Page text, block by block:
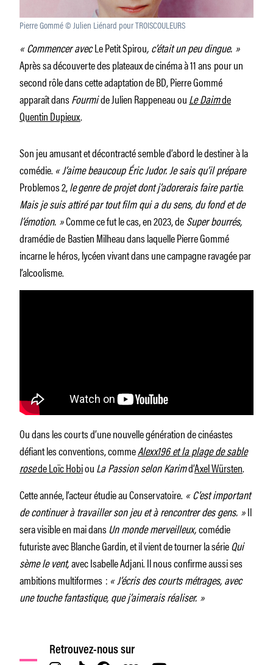
Pierre Gommé © Julien Liénard pour TROISCOULEURS
« Commencer avecLe Petit Spirou, c’était un peu dingue. »
Après sa découverte des plateaux de cinéma à 11 anspour un
second rôle dans cette adaptation de BD, Pierre Gommé
apparaît dansFourmide Julien Rappeneau ouLe Daimde
Quentin Dupieux.
Son jeu amusant et décontracté semble d’abord le destiner à la
comédie. « J’aime beaucoup Éric Judor. Je sais qu’il prépare
Problemos 2,legenre de projet dont j’adorerais faire partie.
Mais je suis attiré par tout film qui a du sens, du fond et de
l’émotion. »Comme ce fut le cas, en 2023, deSuper bourrés,
dramédie deBastien Milheau dans laquelle Pierre Gommé
incarne le héros, lycéen vivant dans une campagne ravagée par
l’alcoolisme.
Ou dans les courts d’une nouvelle génération de cinéastes
défiant les conventions, commeAlexx196 et la plage de sable
rosede Loïc HobiouLa Passion selon Karimd’Axel Würsten.
Cette année, l’acteur étudie au Conservatoire. « C’est important
de continuer à travailler son jeu et à rencontrer des gens. »Il
sera visible en mai dansUn monde merveilleux,comédie
futuriste avec Blanche Gardin, et il vient de tourner la sérieQui
sème le vent,avec Isabelle Adjani. Il nous confirme aussi ses
ambitions multiformes : « J’écris des courts métrages, avec
une touche fantastique, que j’aimerais réaliser. »
Retrouvez-nous sur